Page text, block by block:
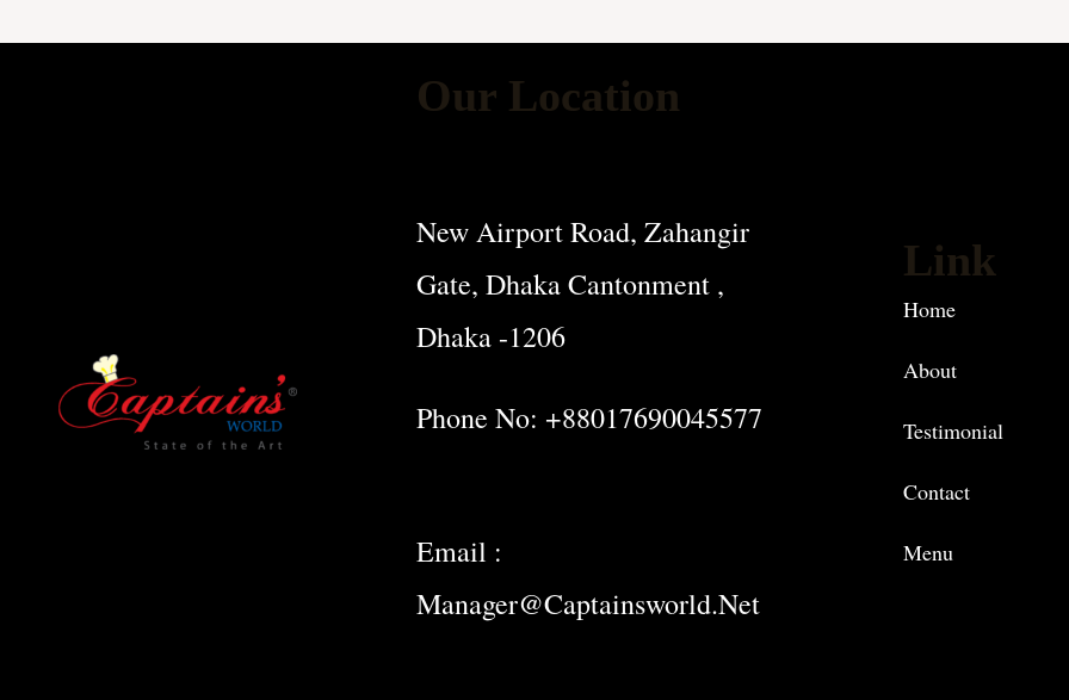
Our Location
New Airport Road, Zahangir
Gate, Dhaka Cantonment ,
Dhaka -1206
Phone No: +88017690045577
Email :
Manager@captainsworld.net
Link
Home
About
Testimonial
Contact
Menu